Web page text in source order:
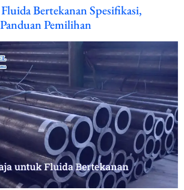
Bertekanan Spesifikasi,
Pemilihan